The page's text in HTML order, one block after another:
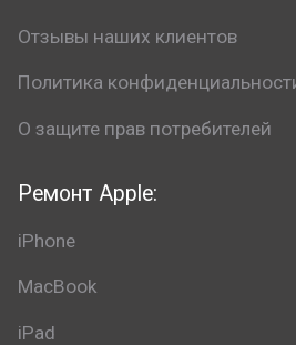
Ремонт Apple:
iPhone
MacBook
iPad
Отзывы наших клиентов
Политика
О защите прав потребителей